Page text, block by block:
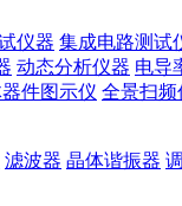
仪器 集成电路测试
动态分析仪器 电导
件图示仪 全景扫频
滤波器 晶体谐振器